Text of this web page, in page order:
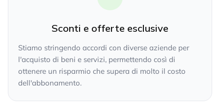
Sconti e offerte esclusive
Stiamo stringendo accordi con diverse aziende per
l'acquisto di beni e servizi, permettendo così di
ottenere un risparmio che supera di molto il costo
dell'abbonamento.